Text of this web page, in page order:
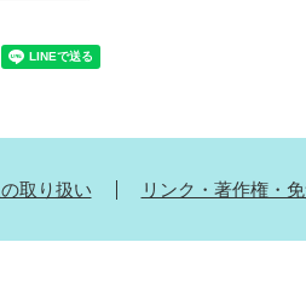
取り扱い リンク・著作権・